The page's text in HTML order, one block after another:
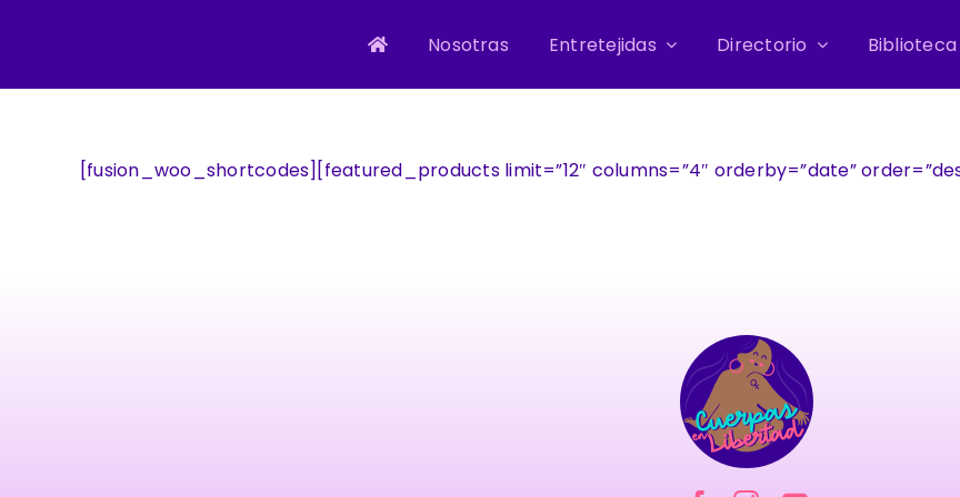
Nosotras Entretejidas Directorio Biblioteca
[fusion_woo_shortcodes][featured_products limit=”12″ columns=”4″ orderby=”date”